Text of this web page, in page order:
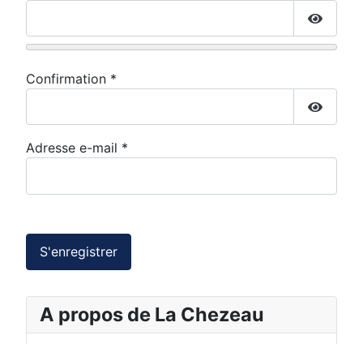
Confirmation *
Adresse e-mail *
S'enregistrer
A propos de La Chezeau